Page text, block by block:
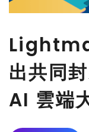
出共同
AI 雲端